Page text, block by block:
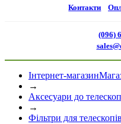
Контакти
(096)
Інтернет-магазин
→
Аксесуари до
→
Фільтри для телескопів